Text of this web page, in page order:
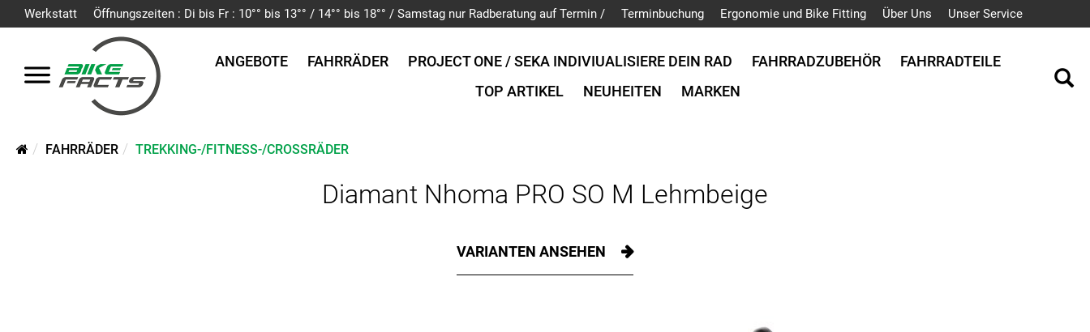
Werkstatt Öffnungszeiten : Di bis Fr : 10°° bis 13°° / 14°° bis 18°° / Samstag nur Radberatung auf Termin / Terminbuchung Ergonomie und Bike Fitting Über Uns Unser Service
ANGEBOTE FAHRRÄDER PROJECT ONE / SEKA INDIVIUALISIERE DEIN RAD FAHRRADZUBEHÖR
FAHRRADTEILE
TOP ARTIKEL
NEUHEITEN MARKEN
FAHRRÄDER TREKKING-/FITNESS-/CROSSRÄDER
Diamant Nhoma PRO SO M Lehmbeige
VARIANTEN ANSEHEN